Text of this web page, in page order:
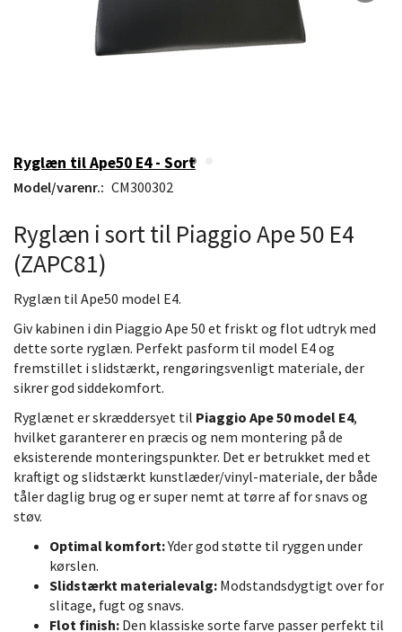
Ryglæn til Ape50 E4 - Sort
Model/varenr.: CM300302
Ryglæn i sort til Piaggio Ape 50 E4
(ZAPC81)
Ryglæn til Ape50 model E4.
Giv kabinen i din Piaggio Ape 50 et friskt og flot udtryk med
dette sorte ryglæn. Perfekt pasform til model E4 og
fremstillet i slidstærkt, rengøringsvenligt materiale, der
sikrer god siddekomfort.
Ryglænet er skræddersyet til Piaggio Ape 50 model E4,
hvilket garanterer en præcis og nem montering på de
eksisterende monteringspunkter. Det er betrukket med et
kraftigt og slidstærkt kunstlæder/vinyl-materiale, der både
tåler daglig brug og er super nemt at tørre af for snavs og
støv.
Optimal komfort:Yder god støtte til ryggen under
kørslen.
Slidstærkt materialevalg: Modstandsdygtigt over for
slitage, fugt og snavs.
Flot finish: Den klassiske sorte farve passer perfekt til